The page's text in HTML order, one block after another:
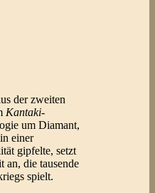
der zweiten
Kantaki-
um Diamant,
einer
gipfelte, setzt
an, die tausende
spielt.